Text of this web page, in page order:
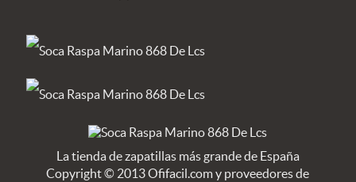
La tienda de zapatillas más grande de España
Copyright © 2013 Ofifacil.com y proveedores de